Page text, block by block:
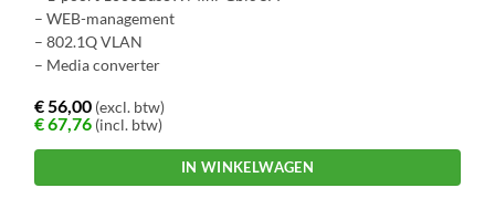
– WEB-management
– 802.1Q VLAN
– Media converter
€56,00 (excl. btw)
€67,76 (incl. btw)
IN WINKELWAGEN